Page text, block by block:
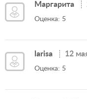
Маргарита
Оценка: 5
larisa 12
Оценка: 5